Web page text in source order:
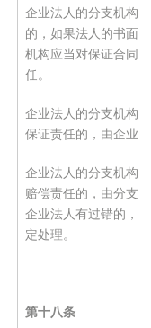
企业法人的分支机构
的，如果法人的书面
机构应当对保证合同
任。
企业法人的分支机构
保证责任的，由企业
企业法人的分支机构
赔偿责任的，由分支
企业法人有过错的，
定处理。
第十八条